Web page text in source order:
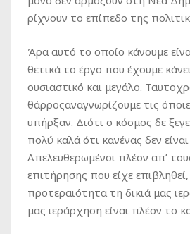
ρίχνουν το επίπεδο της
Άρα αυτό το οποίο κάνουμε
θετικά το έργο που έχουμε
ουσιαστικό και μεγάλο.
θάρροςαναγνωρίζουμε τις
υπήρξαν. Διότι ο κόσμος δε
πολύ καλά ότι κανένας δεν είναι
Aπελευθερωμένοι πλέον απ’
επιτήρησης που είχε
προτεραιότητα τη δικιά μας
μας ιεράρχηση είναι πλέον το